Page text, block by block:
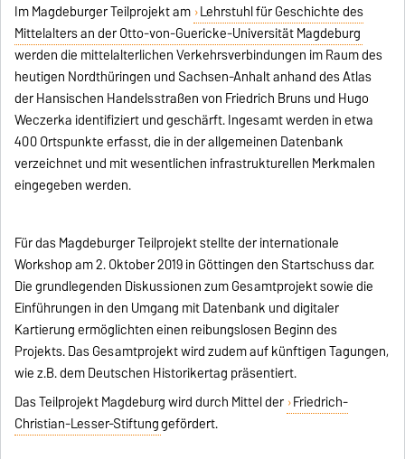
Im Magdeburger Teilprojekt am Lehrstuhl für Geschichte des
Mittelalters an der Otto-von-Guericke-Universität Magdeburg
werden die mittelalterlichen Verkehrsverbindungen im Raum des
heutigen Nordthüringen und Sachsen-Anhalt anhand des Atlas
der Hansischen Handelsstraßen von Friedrich Bruns und Hugo
Weczerka identifiziert und geschärft. Ingesamt werden in etwa
400 Ortspunkte erfasst, die in der allgemeinen Datenbank
verzeichnet und mit wesentlichen infrastrukturellen Merkmalen
eingegeben werden.
Für das Magdeburger Teilprojekt stellte der internationale
Workshop am 2. Oktober 2019 in Göttingen den Startschuss dar.
Die grundlegenden Diskussionen zum Gesamtprojekt sowie die
Einführungen in den Umgang mit Datenbank und digitaler
Kartierung ermöglichten einen reibungslosen Beginn des
Projekts. Das Gesamtprojekt wird zudem auf künftigen Tagungen,
wie z.B. dem Deutschen Historikertag präsentiert.
Das Teilprojekt Magdeburg wird durch Mittel der Friedrich-
Christian-Lesser-Stiftunggefördert.